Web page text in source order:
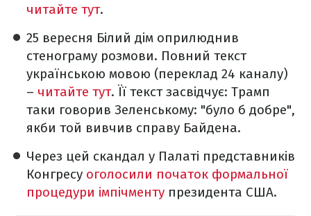
читайте тут.
25 вересня Білий дім оприлюднив
стенограму розмови. Повний текст
українською мовою (переклад 24 каналу)
– читайте тут. Її текст засвідчує: Трамп
таки говорив Зеленському: "було б добре",
якби той вивчив справу Байдена.
Через цей скандал у Палаті представників
Конгресу оголосили початок формальної
процедури імпічменту президента США.